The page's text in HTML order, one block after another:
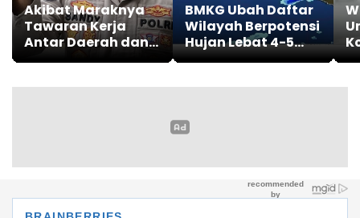
Akibat Maraknya
Tawaran Kerja
Antar Daerah dan
Luar Negeri, Polisi
Waspadai Tindak
BMKG Ubah Daftar
Wilayah Berpotensi
Hujan Lebat 4-5
Agustus 2026, Cek